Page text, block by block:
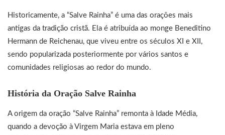
Historicamente, a “Salve Rainha” é uma das orações mais
antigas da tradição cristã. Ela é atribuída ao monge Beneditino
Hermann de Reichenau, que viveu entre os séculos XI e XII,
sendo popularizada posteriormente por vários santos e
comunidades religiosas ao redor do mundo.
História da Oração Salve Rainha
A origem da oração “Salve Rainha” remonta à Idade Média,
quando a devoção à Virgem Maria estava em pleno